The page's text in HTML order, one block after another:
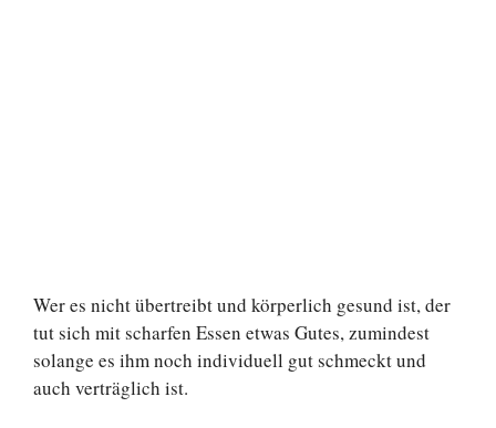
Wer es nicht übertreibt und körperlich gesund ist, der
tut sich mit scharfen Essen etwas Gutes, zumindest
solange es ihm noch individuell gut schmeckt und
auch verträglich ist.